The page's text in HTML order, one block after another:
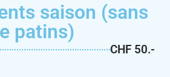
saison (sans
patins)
CHF 50.-